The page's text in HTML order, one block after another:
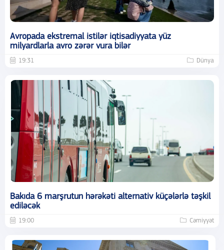
Avropada ekstremal istilər iqtisadiyyata yüz
milyardlarla avro zərər vura bilər
19:31 Dünya
Bakıda 6 marşrutun hərəkəti alternativ küçələrlə təşkil
ediləcək
19:00 Cəmiyyət